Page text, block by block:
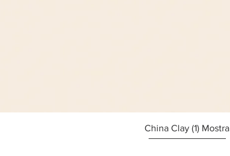
Afișare rapidă
China Clay (1) Mostra